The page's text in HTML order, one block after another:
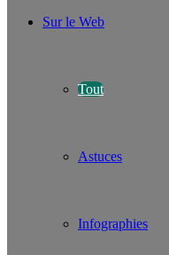
Sur le Web
Tout
Astuces
Infographies